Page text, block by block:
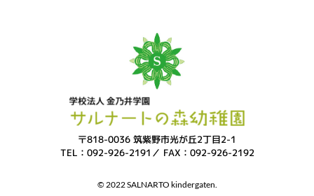
〒818-0036 筑紫野市光が丘2丁目2-1
TEL：092-926-2191／ FAX：092-926-2192
© 2022 SALNARTO kindergaten.